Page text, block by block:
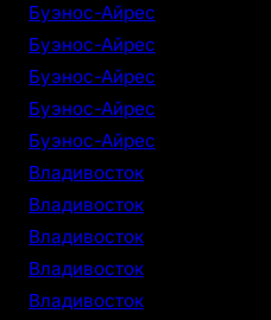
Буэнос-Айрес
Буэнос-Айрес
Буэнос-Айрес
Буэнос-Айрес
Буэнос-Айрес
Владивосток
Владивосток
Владивосток
Владивосток
Владивосток